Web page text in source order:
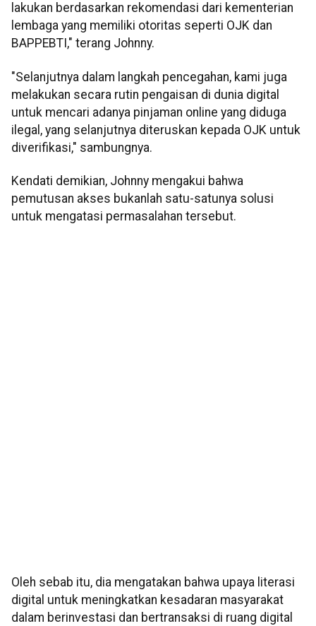
lakukan berdasarkan rekomendasi dari kementerian
lembaga yang memiliki otoritas seperti OJK dan
BAPPEBTI," terang Johnny.
"Selanjutnya dalam langkah pencegahan, kami juga
melakukan secara rutin pengaisan di dunia digital
untuk mencari adanya pinjaman online yang diduga
ilegal, yang selanjutnya diteruskan kepada OJK untuk
diverifikasi," sambungnya.
Kendati demikian, Johnny mengakui bahwa
pemutusan akses bukanlah satu-satunya solusi
untuk mengatasi permasalahan tersebut.
Oleh sebab itu, dia mengatakan bahwa upaya literasi
digital untuk meningkatkan kesadaran masyarakat
dalam berinvestasi dan bertransaksi di ruang digital